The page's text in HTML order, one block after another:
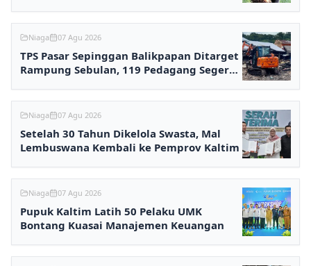
Niaga 07 Agu 2026
TPS Pasar Sepinggan Balikpapan Ditarget
Rampung Sebulan, 119 Pedagang Segera
Niaga 07 Agu 2026
Setelah 30 Tahun Dikelola Swasta, Mal
Lembuswana Kembali ke Pemprov Kaltim
Niaga 07 Agu 2026
Pupuk Kaltim Latih 50 Pelaku UMK
Bontang Kuasai Manajemen Keuangan